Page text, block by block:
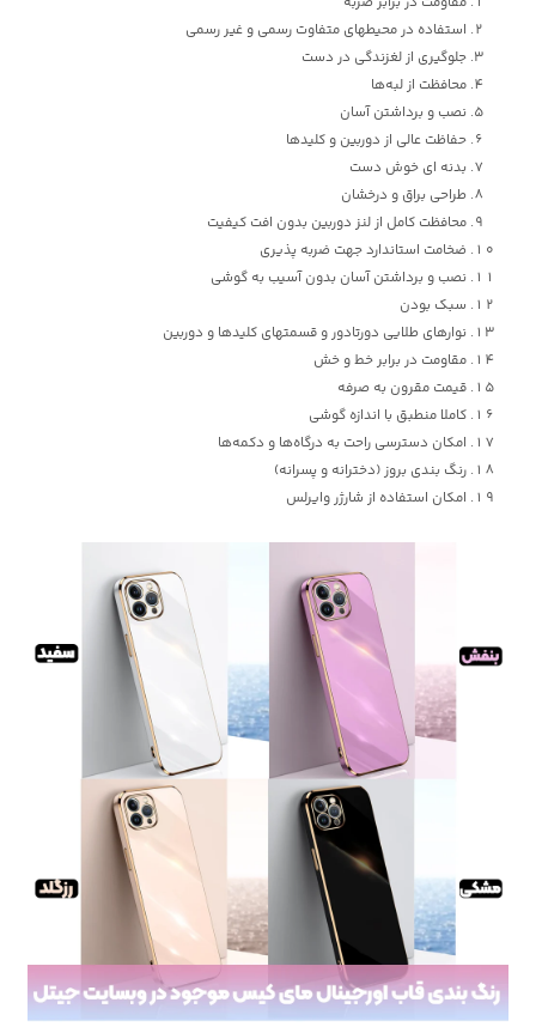
استفاده در محیطهای متفاوت رسمی و غیر رسمی
جلوگیری از لغزندگی در دست
محافظت از لبه‌ها
نصب و برداشتن آسان
حفاظت عالی از دوربین و کلیدها
بدنه ای خوش دست
طراحی براق و درخشان
محافظت کامل از لنز دوربین بدون افت کیفیت
ضخامت استاندارد جهت ضربه پذیری
نصب و برداشتن آسان بدون آسیب به گوشی
سبک بودن
نوارهای طلایی دورتادور و قسمتهای کلیدها و دوربین
مقاومت در برابر خط و خش
قیمت مقرون به صرفه
کاملا منطبق با اندازه‌ گوشی
امکان دسترسی راحت به درگاه‌ها و دکمه‌ها
رنگ بندی بروز (دخترانه و پسرانه)
امکان استفاده از شارژر وایرلس